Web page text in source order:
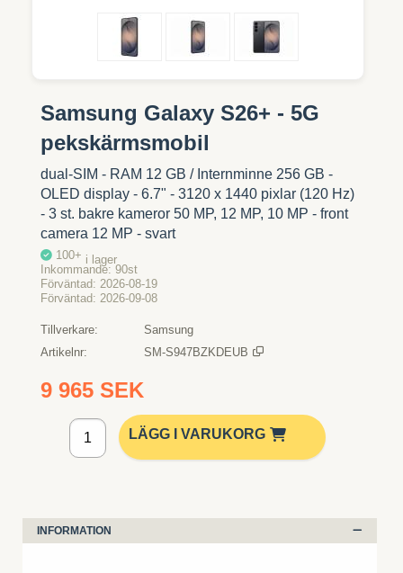
Samsung Galaxy S26+ - 5G
pekskärmsmobil
dual-SIM - RAM 12 GB / Internminne 256 GB -
OLED display - 6.7" - 3120 x 1440 pixlar (120 Hz)
- 3 st. bakre kameror 50 MP, 12 MP, 10 MP - front
camera 12 MP - svart
100+ i lager
Inkommande 90st
Förväntad
2026-08-19
Förväntad
2026-09-08
Tillverkare
Samsung
Artikelnr
SM-S947BZKDEUB
9 965 SEK
Lägg i kundvagnLÄGG I VARUKORG
INFORMATION